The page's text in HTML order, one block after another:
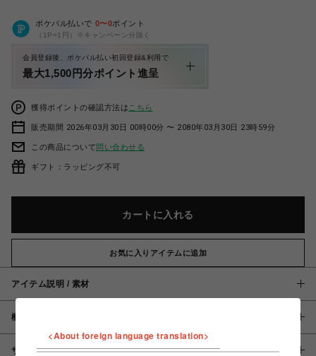
ポケパル払いで 0〜0ポイント
（1P=1円）※キャンペーン分除く
会員登録後、ポケパル払い初回登録&利用で
最大1,500円分ポイント進呈
獲得ポイントの確認方法は こちら
販売期間 2026年03月30日 00時00分 〜 2080年03月30日 23時59分
この商品について問い合わせる
ギフト：ラッピング不可
カートに入れる
お気に入りアイテムに追加
アイテム説明 / 素材
概要
サイズ
<About foreign language translation>